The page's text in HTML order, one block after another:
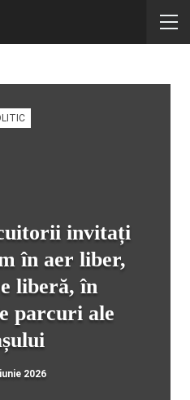
invitați
în aer liber,
liberă, în
parcuri ale
2026